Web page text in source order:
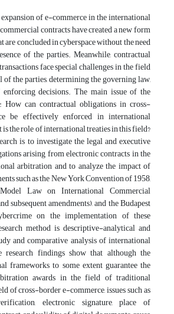
of e-commerce in the international
contracts have created a new form
are concluded in cyberspace without the need
of the parties. Meanwhile, contractual
face special challenges in the field
the parties, determining the governing law,
decisions. The main issue of the
How can contractual obligations in cross-
be effectively enforced in international
the role of international treaties in this field?
is to investigate the legal and executive
arising from electronic contracts in the
arbitration and to analyze the impact of
such as the New York Convention of 1958,
Law on International Commercial
subsequent amendments), and the Budapest
on the implementation of these
method is descriptive-analytical and
and comparative analysis of international
research findings show that although the
frameworks to some extent guarantee the
awards in the field of traditional
of cross-border e-commerce, issues such as
electronic signature, place of